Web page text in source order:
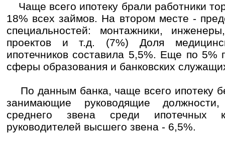
Чаще всего ипотеку брали работники
18% всех займов. На втором месте -
специальностей: монтажники,
проектов и т.д. (7%) Доля
ипотечников составила 5,5%. Еще по 5%
сферы образования и банковских
По данным банка, чаще всего ипотеку
занимающие руководящие
среднего звена среди ипотечных
руководителей высшего звена - 6,5%.